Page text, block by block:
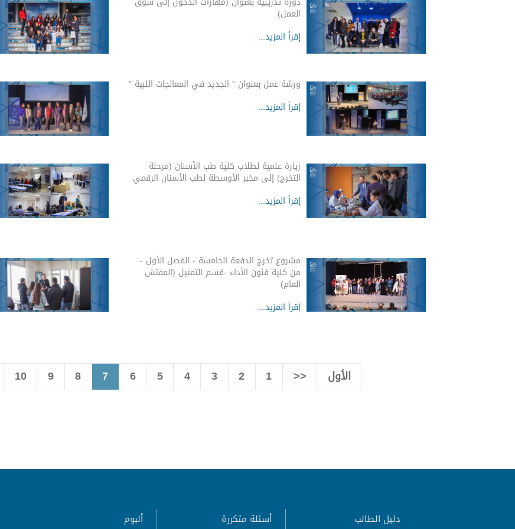
العمل)
إقرأ المزيد...
ورشة عمل بعنوان " الجديد في المعالجات اللبية "
إقرأ المزيد...
زيارة علمية لطلاب كلية طب الأسنان (مرحلة
التخرج) إلى مخبر الأوسطة لطب الأسنان الرقمي
إقرأ المزيد...
مشروع تخرج الدفعة الخامسة - الفصل الأول -
من كلية فنون الأداء -قسم التمثيل (المفتش
العام)
إقرأ المزيد...
الأول <<
1
2
3
4
5
6
7
8
9
10
دليل الطالب أسئلة متكررة ألبوم